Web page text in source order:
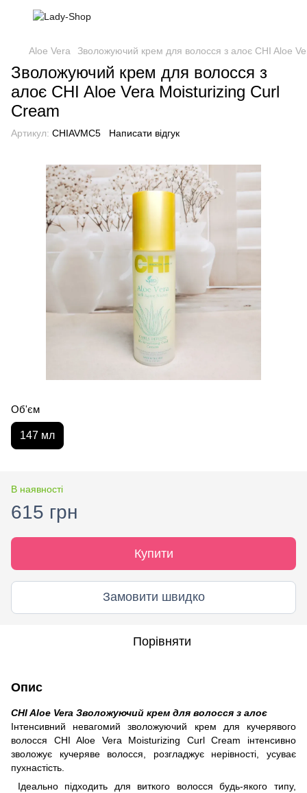
Aloe Vera Зволожуючий крем для волосся з алоє CHI Aloe
Зволожуючий крем для волосся з
алоє CHI Aloe Vera Moisturizing Curl
Cream
Артикул: CHIAVMC5 Написати відгук
Об'єм
147 мл
В наявності
615 грн
Купити
Замовити швидко
Порівняти
Опис
CHI Aloe Vera Зволожуючий крем для волосся з алоє
Інтенсивний невагомий зволожуючий крем для кучерявого
волосся CHI Aloe Vera Moisturizing Curl Cream інтенсивно
зволожує кучеряве волосся, розгладжує нерівності, усуває
пухнастість.
Ідеально підходить для виткого волосся будь-якого типу,